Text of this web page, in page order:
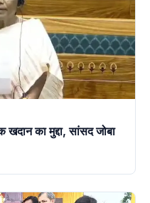
का मुद्दा, सांसद जोबा